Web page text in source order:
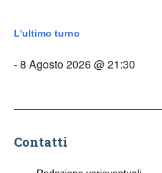
L'ultimo turno
- 8 Agosto 2026 @ 21:30
Contatti